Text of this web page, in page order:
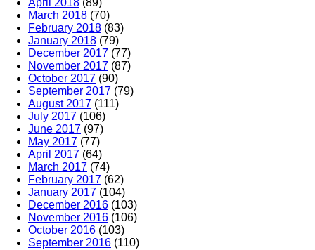
March 2018 (70)
February 2018 (83)
January 2018 (79)
December 2017 (77)
November 2017 (87)
October 2017 (90)
September 2017 (79)
August 2017 (111)
July 2017 (106)
June 2017 (97)
May 2017 (77)
April 2017 (64)
March 2017 (74)
February 2017 (62)
January 2017 (104)
December 2016 (103)
November 2016 (106)
October 2016 (103)
September 2016 (110)